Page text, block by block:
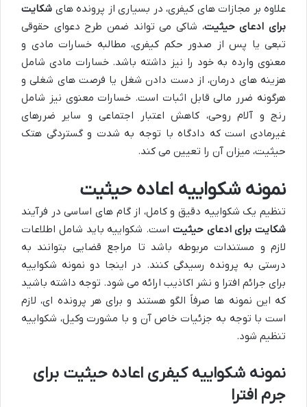
علاوه بر مجازات های کیفری، در بسیاری از پرونده های شکایت
برای ادعای حیثیت، شاکی می تواند ضمن طرح دعوای حقوقی
تبعی یا پس از صدور حکم کیفری، مطالبه خسارات مادی و
معنوی وارده به خود را نیز داشته باشد. خسارات مادی شامل
هزینه های درمان، از دست دادن شغل یا فرصت های شغلی و
هرگونه ضرر مالی قابل اثبات است. خسارات معنوی نیز شامل
رنج و آلام روحی، کاهش اعتبار اجتماعی و سایر ضررهای
غیرمادی است که دادگاه با توجه به شدت و گستردگی هتک
حیثیت، میزان آن را تعیین می کند.
نمونه شکواییه اعاده حیثیت
تنظیم یک شکواییه دقیق و کامل، از گام های اساسی در فرآیند
شکایت برای ادعای حیثیت است. شکواییه باید شامل اطلاعات
لازم و مستندات مربوطه باشد تا مراجع قضایی بتوانند به
درستی به پرونده رسیدگی کنند. در اینجا دو نمونه شکواییه
برای جرائم افترا و نشر اکاذیب ارائه می شود. توجه داشته باشید
که این نمونه ها صرفاً الگو هستند و برای هر پرونده ای، لازم
است با توجه به جزئیات خاص آن و با مشورت وکیل، شکواییه
تنظیم شود.
نمونه شکواییه کیفری اعاده حیثیت برای
جرم افترا